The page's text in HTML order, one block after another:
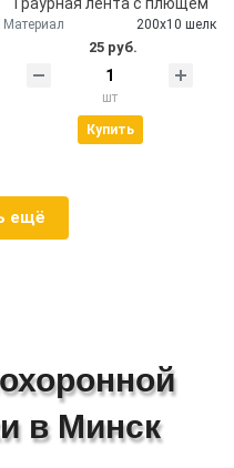
Материал 200х10 шелк
25 руб.
шт
Купить
ещё
в Минск